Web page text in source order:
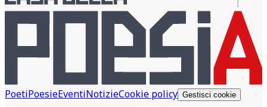
PoetiPoesieEventiNotizieCookie policy Gestisci cookie